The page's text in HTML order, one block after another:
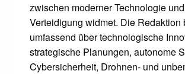
zwischen moderner Technologie und
Verteidigung widmet. Die Redaktion
umfassend über technologische
strategische Planungen, autonome
Cybersicherheit, Drohnen- und